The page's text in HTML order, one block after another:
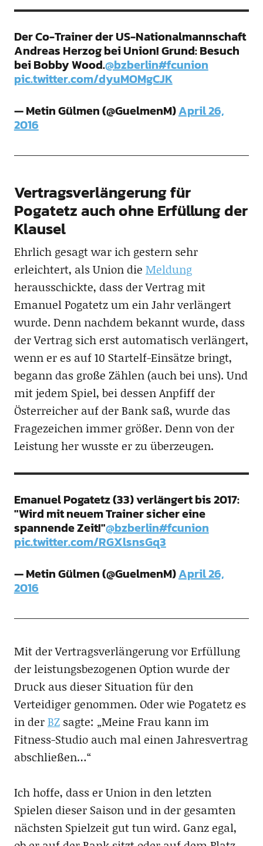
Der Co-Trainer der US-Nationalmannschaft
Andreas Herzog bei Union! Grund: Besuch
bei Bobby Wood.@bzberlin#fcunion
pic.twitter.com/dyuMOMgCJK
— Metin Gülmen (@GuelmenM)April 26,
2016
Vertragsverlängerung für
Pogatetz auch ohne Erfüllung der
Klausel
Ehrlich gesagt war ich gestern sehr
erleichtert, als Union die Meldung
herausschickte, dass der Vertrag mit
Emanuel Pogatetz um ein Jahr verlängert
wurde. Denn nachdem bekannt wurde, dass
der Vertrag sich erst automatisch verlängert,
wenn er es auf 10 Startelf-Einsätze bringt,
begann das große Zählen (auch bei uns). Und
mit jedem Spiel, bei dessen Anpfiff der
Österreicher auf der Bank saß, wurde das
Fragezeichen immer größer. Denn von der
Leistung her wusste er zu überzeugen.
Emanuel Pogatetz (33) verlängert bis 2017:
"Wird mit neuem Trainer sicher eine
spannende Zeit!"@bzberlin#fcunion
pic.twitter.com/RGXlsnsGq3
— Metin Gülmen (@GuelmenM)April 26,
2016
Mit der Vertragsverlängerung vor Erfüllung
der leistungsbezogenen Option wurde der
Druck aus dieser Situation für den
Verteidiger genommen. Oder wie Pogatetz es
in derBZsagte: „Meine Frau kann im
Fitness-Studio auch mal einen Jahresvertrag
abschließen…“
Ich hoffe, dass er Union in den letzten
Spielen dieser Saison und in der gesamten
nächsten Spielzeit gut tun wird. Ganz egal,